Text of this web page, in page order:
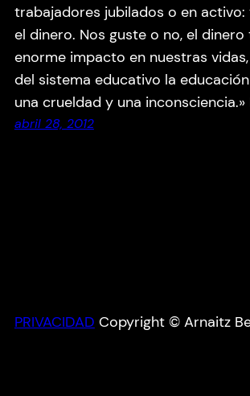
trabajadores jubilados o en
el dinero. Nos guste o no, el dinero
enorme impacto en nuestras
del sistema educativo la
una crueldad y una inconsciencia.»
abril 28, 2012
PRIVACIDAD Copyright © Arnaitz